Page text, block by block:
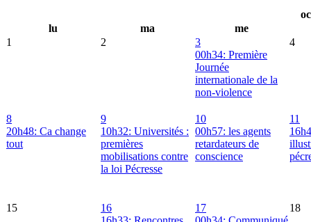
lu
ma
me
1
2
3
00h34: Première
Journée
internationale de la
non-violence
4
8
20h48: Ca change
tout
9
10h32: Universités :
premières
mobilisations contre
la loi Pécresse
10
00h57: les agents
retardateurs de
conscience
11
15
16
17
18